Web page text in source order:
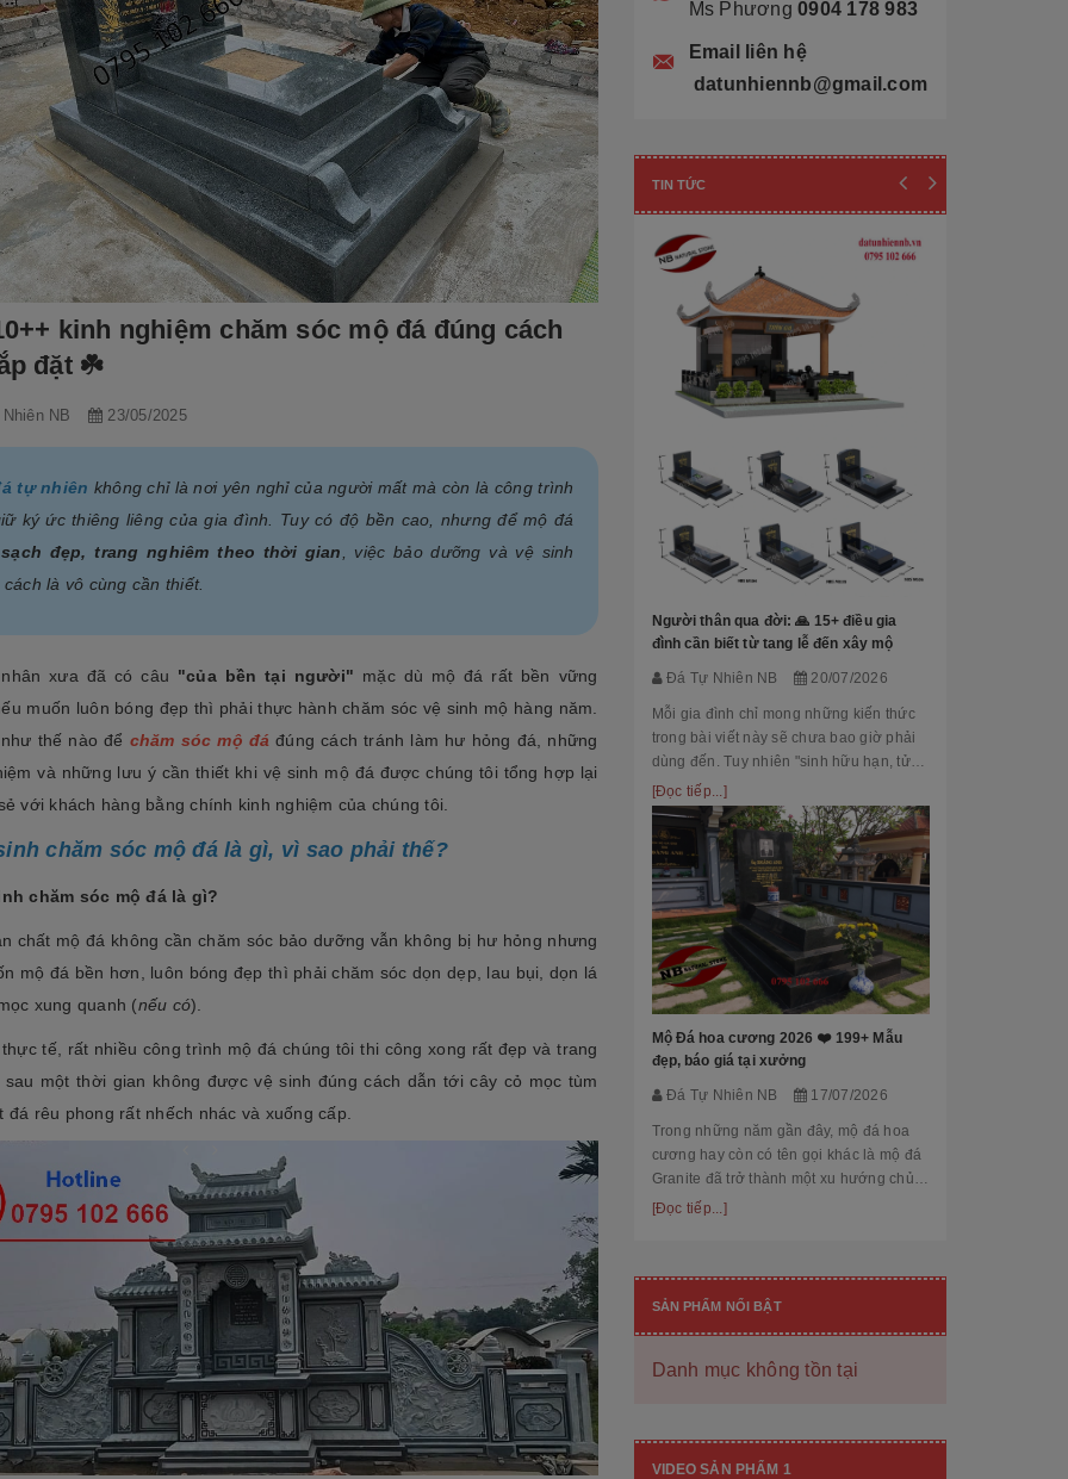
2026 ❤️ 199+ Mẫu
tại xưởng
Cẩn thận! 10+ Sai Lầm Cần Tránh Khi
[101++ Mẫu] Biển Hiệu Đá Khối Đẹp
Cho Công Ty, Resort & Đô Thị Mới
kinh nghiệm chăm sóc mộ đá đúng cách
đặt ☘️
NB 23/05/2025
tự nhiên không chỉ là nơi yên nghỉ của người mất mà còn là công trình
ký ức thiêng liêng của gia đình. Tuy có độ bền cao, nhưng để mộ đá
sạch đẹp, trang nghiêm theo thời gian, việc bảo dưỡng và vệ sinh
cách là vô cùng cần thiết.
xưa đã có câu "của bền tại người" mặc dù mộ đá rất bền vững
muốn luôn bóng đẹp thì phải thực hành chăm sóc vệ sinh mộ hàng năm.
thế nào để chăm sóc mộ đáđúng cách tránh làm hư hỏng đá, những
và những lưu ý cần thiết khi vệ sinh mộ đá được chúng tôi tổng hợp lại
với khách hàng bằng chính kinh nghiệm của chúng tôi.
chăm sóc mộ đá là gì, vì sao phải thế?
chăm sóc mộ đá là gì?
chất mộ đá không cần chăm sóc bảo dưỡng vẫn không bị hư hỏng nhưng
mộ đá bền hơn, luôn bóng đẹp thì phải chăm sóc dọn dẹp, lau bụi, dọn lá
xung quanh (nếu có).
tế, rất nhiều công trình mộ đá chúng tôi thi công xong rất đẹp và trang
sau một thời gian không được vệ sinh đúng cách dẫn tới cây cỏ mọc tùm
đá rêu phong rất nhếch nhác và xuống cấp.
Ms Phương 0904 178 983
Email liên hệ
datunhiennb@gmail.com
TIN TỨC
Người thân qua đời: 🙏 15+ điều gia
đình cần biết từ tang lễ đến xây mộ
Đá Tự Nhiên NB 20/07/2026
Mỗi gia đình chỉ mong những kiến thức
trong bài viết này sẽ chưa bao giờ phải
dùng đến. Tuy nhiên "sinh hữu hạn, tử
bất kỳ" việc chuẩn bị đầy đủ kiến thức về
các thủ tục, nghi lễ và xây dựng mộ
phầ...
[Đọc tiếp...]
Mộ Đá hoa cương 2026 ❤️ 199+ Mẫu
đẹp, báo giá tại xưởng
Đá Tự Nhiên NB 17/07/2026
Trong những năm gần đây, mộ đá hoa
cương hay còn có tên gọi khác là mộ đá
Granite đã trở thành một xu hướng chủ
đạo trong thiết kế thi công mộ đá tự
[Đọc tiếp...]
SẢN PHẨM NỔI BẬT
Danh mục không tồn tại
VIDEO SẢN PHẨM 1